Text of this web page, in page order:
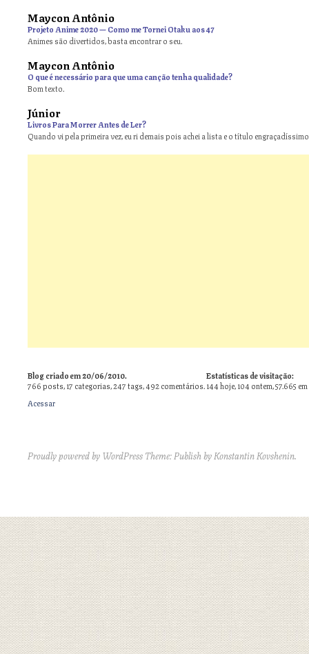
Maycon Antônio
Projeto Anime 2020 — Como me Tornei Otaku aos 47
Animes são divertidos, basta encontrar o seu.
Maycon Antônio
O que é necessário para que uma canção tenha qualidade?
Bom texto.
Júnior
Livros Para Morrer Antes de Ler?
Quando vi pela primeira vez, eu ri demais pois achei a lista e o título
Blog criado em 20/06/2010.
766posts,17 categorias,247tags,492comentários.
Estatísticas de visitação:
144 hoje, 104 ontem, 57.665 em
Acessar
Proudly powered by WordPress Theme: Publish byKonstantin Kovshenin.